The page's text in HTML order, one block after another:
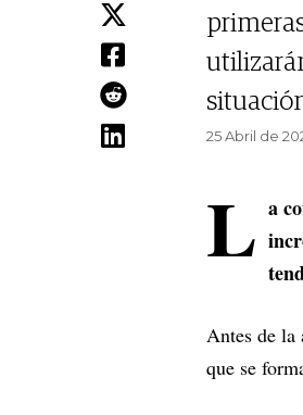
25 Abril de
L a
Antes de la
que se